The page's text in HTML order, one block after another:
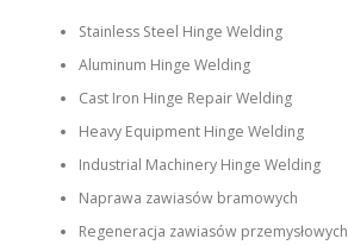
Stainless Steel Hinge Welding
Aluminum Hinge Welding
Cast Iron Hinge Repair Welding
Heavy Equipment Hinge Welding
Industrial Machinery Hinge Welding
Naprawa zawiasów bramowych
Regeneracja zawiasów przemysłowych